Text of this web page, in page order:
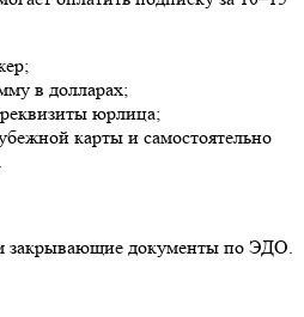
в долларах;
юрлица;
карты и самостоятельно
закрывающие документы по ЭДО.